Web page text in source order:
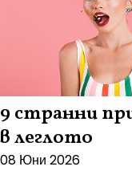
9 странни
в леглото
08 Юни 2026